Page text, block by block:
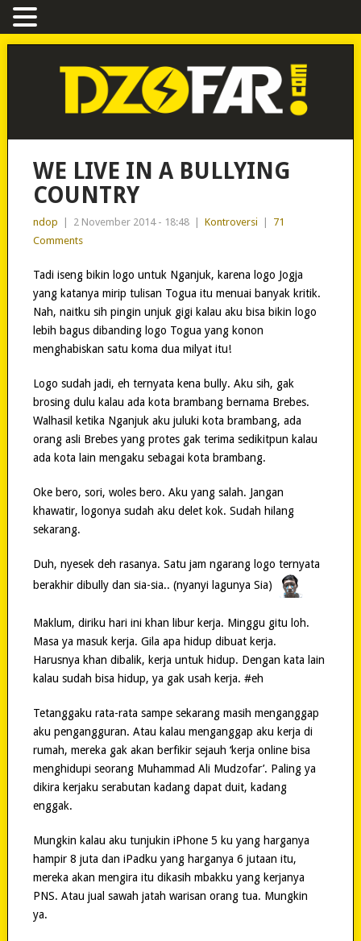
WE LIVE IN A BULLYING
COUNTRY
ndop 2 November 2014 - 18:48 Kontroversi
71
Comments
Tadi iseng bikin logo untuk Nganjuk, karena logo Jogja
yang katanya mirip tulisan Togua itu menuai banyak kritik.
Nah, naitku sih pingin unjuk gigi kalau aku bisa bikin logo
lebih bagus dibanding logo Togua yang konon
menghabiskan satu koma dua milyat itu!
Logo sudah jadi, eh ternyata kena bully. Aku sih, gak
brosing dulu kalau ada kota brambang bernama Brebes.
Walhasil ketika Nganjuk aku juluki kota brambang, ada
orang asli Brebes yang protes gak terima sedikitpun kalau
ada kota lain mengaku sebagai kota brambang.
Oke bero, sori, woles bero. Aku yang salah. Jangan
khawatir, logonya sudah aku delet kok. Sudah hilang
sekarang.
Duh, nyesek deh rasanya. Satu jam ngarang logo ternyata
berakhir dibully dan sia-sia.. (nyanyi lagunya Sia)
Maklum, diriku hari ini khan libur kerja. Minggu gitu loh.
Masa ya masuk kerja. Gila apa hidup dibuat kerja.
Harusnya khan dibalik, kerja untuk hidup. Dengan kata lain
kalau sudah bisa hidup, ya gak usah kerja. #eh
Tetanggaku rata-rata sampe sekarang masih menganggap
aku pengangguran. Atau kalau menganggap aku kerja di
rumah, mereka gak akan berfikir sejauh ‘kerja online bisa
menghidupi seorang Muhammad Ali Mudzofar’. Paling ya
dikira kerjaku serabutan kadang dapat duit, kadang
enggak.
Mungkin kalau aku tunjukin iPhone 5 ku yang harganya
hampir 8 juta dan iPadku yang harganya 6 jutaan itu,
mereka akan mengira itu dikasih mbakku yang kerjanya
PNS. Atau jual sawah jatah warisan orang tua. Mungkin
ya.